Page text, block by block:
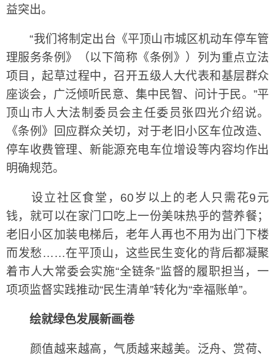
益突出。
“我们将制定出台《平顶山市城区机动车停车管
理服务条例》（以下简称《条例》）列为重点立法
项目，起草过程中，召开五级人大代表和基层群众
座谈会，广泛倾听民意、集中民智、问计于民。”平
顶山市人大法制委员会主任委员张四光介绍说。
《条例》回应群众关切，对于老旧小区车位改造、
停车收费管理、新能源充电车位增设等内容均作出
明确规范。
设立社区食堂，60岁以上的老人只需花9元
钱，就可以在家门口吃上一份美味热乎的营养餐；
老旧小区加装电梯后，老年人再也不用为出门下楼
而发愁……在平顶山，这些民生变化的背后都凝聚
着市人大常委会实施“全链条”监督的履职担当，一
项项监督实践推动“民生清单”转化为“幸福账单”。
绘就绿色发展新画卷
颜值越来越高，气质越来越美。泛舟、赏荷、